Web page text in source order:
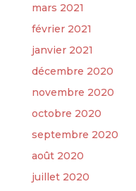
mars 2021
février 2021
janvier 2021
décembre 2020
novembre 2020
octobre 2020
septembre 2020
août 2020
juillet 2020